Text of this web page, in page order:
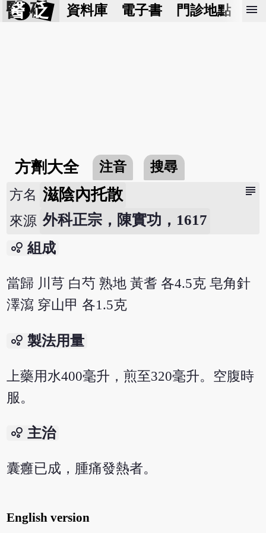
醫 砭 資料庫 電子書 門診地點 預
menu
方劑大全 注音 搜尋
subject
方名 滋陰內托散
來源 外科正宗，陳實功，1617
bubble_chart 組成
當歸 川芎 白芍 熟地 黃耆 各4.5克 皂角針
澤瀉 穿山甲 各1.5克
bubble_chart 製法用量
上藥用水400毫升，煎至320毫升。空腹時
服。
bubble_chart 主治
囊癰已成，腫痛發熱者。
English version